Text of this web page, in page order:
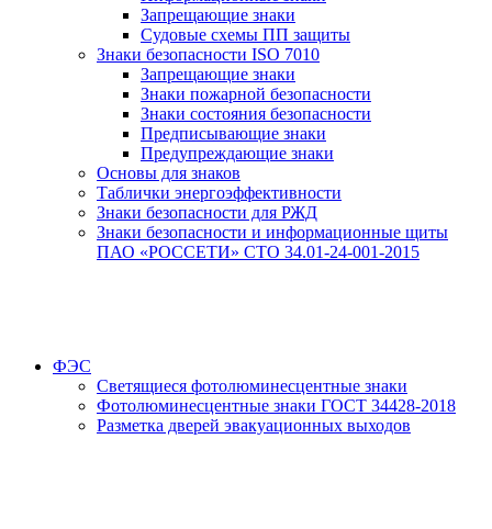
Запрещающие знаки
Судовые схемы ПП защиты
Знаки безопасности ISO 7010
Запрещающие знаки
Знаки пожарной безопасности
Знаки состояния безопасности
Предписывающие знаки
Предупреждающие знаки
Основы для знаков
Таблички энергоэффективности
Знаки безопасности для РЖД
Знаки безопасности и информационные щиты
ПАО «РОССЕТИ» СТО 34.01-24-001-2015
ФЭС
Светящиеся фотолюминесцентные знаки
Фотолюминесцентные знаки ГОСТ 34428-2018
Разметка дверей эвакуационных выходов